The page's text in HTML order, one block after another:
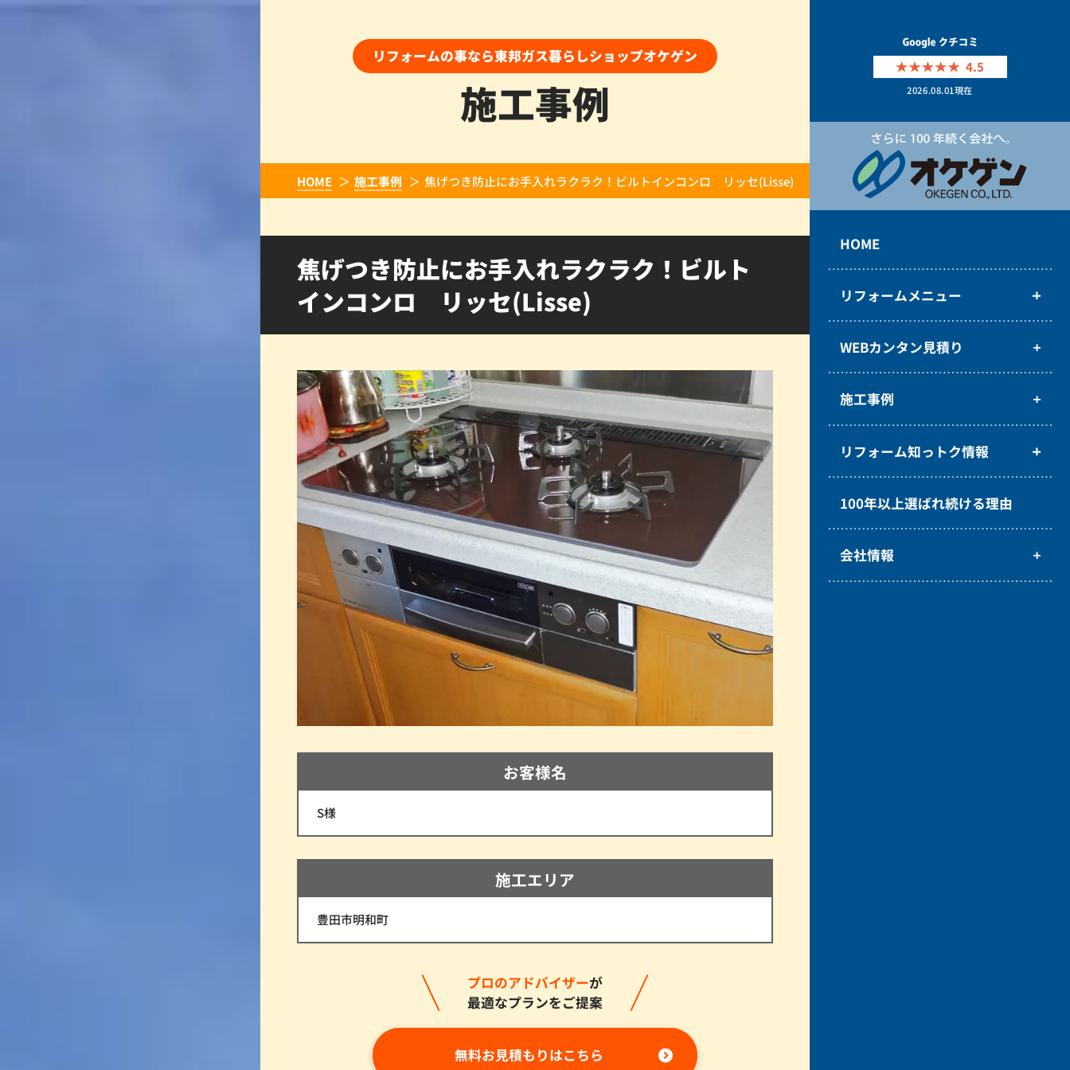
4.5
2026.08.01現在
HOME
リフォームメニュー
WEBカンタン見積り
施工事例
リフォーム知っトク情報
100年以上選ばれ続ける理由
会社情報
リフォームの事なら東邦ガス暮らしショップオケゲン
施工事例
HOME 施工事例 焦げつき防止にお手入れラクラク！ビルトインコンロ リッセ(Lisse)
焦げつき防止にお手入れラクラク！ビルト
インコンロ リッセ(Lisse)
お客様名
S様
施工エリア
豊田市明和町
プロのアドバイザーが
最適なプランをご提案
無料お見積もりはこちら